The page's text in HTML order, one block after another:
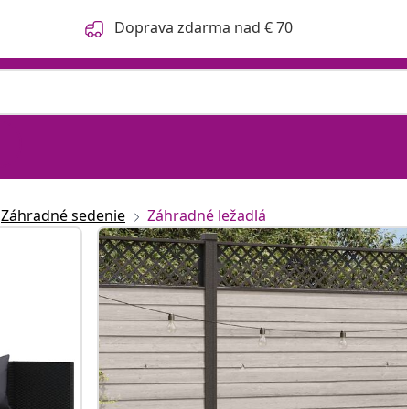
Doprava zdarma nad € 70
Záhradné sedenie Záhradné ležadlá